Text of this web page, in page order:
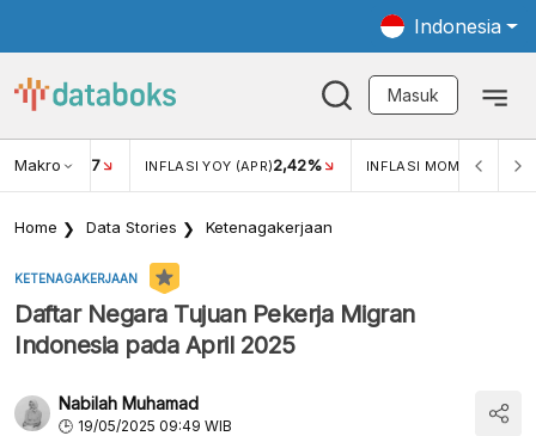
Indonesia
Masuk
Makro
USD/IDR 17 INFLASI YOY (APR)2,42% INFLASI MOM (MAR)
Home Data Stories Ketenagakerjaan
KETENAGAKERJAAN
Daftar Negara Tujuan Pekerja Migran
Indonesia pada April 2025
Nabilah Muhamad
19/05/2025 09:49 WIB